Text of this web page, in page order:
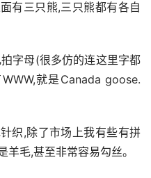
有三只熊,三只熊都有各自
字母(很多仿的连这里字都
就是Canada goose.
织,除了市场上我有些有拼
毛,甚至非常容易勾丝。